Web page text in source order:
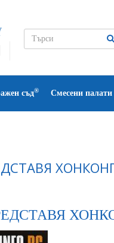
съд® Смесени палати